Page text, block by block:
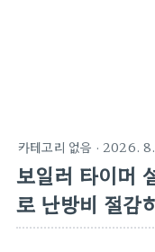
카테고리 없음 ·2026.
보일러 타이머
로 난방비 절감